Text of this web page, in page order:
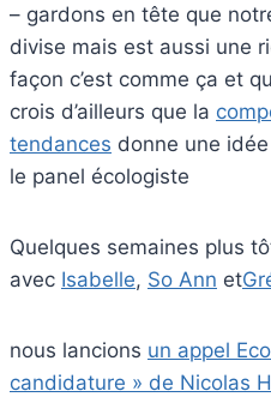
– gardons en tête que
divise mais est aussi une
façon c’est comme ça et
crois d’ailleurs que la
tendances donne une
le panel écologiste
Quelques semaines plus
avec Isabelle, So Ann et
nous lancions un appel
candidature » de Nicolas